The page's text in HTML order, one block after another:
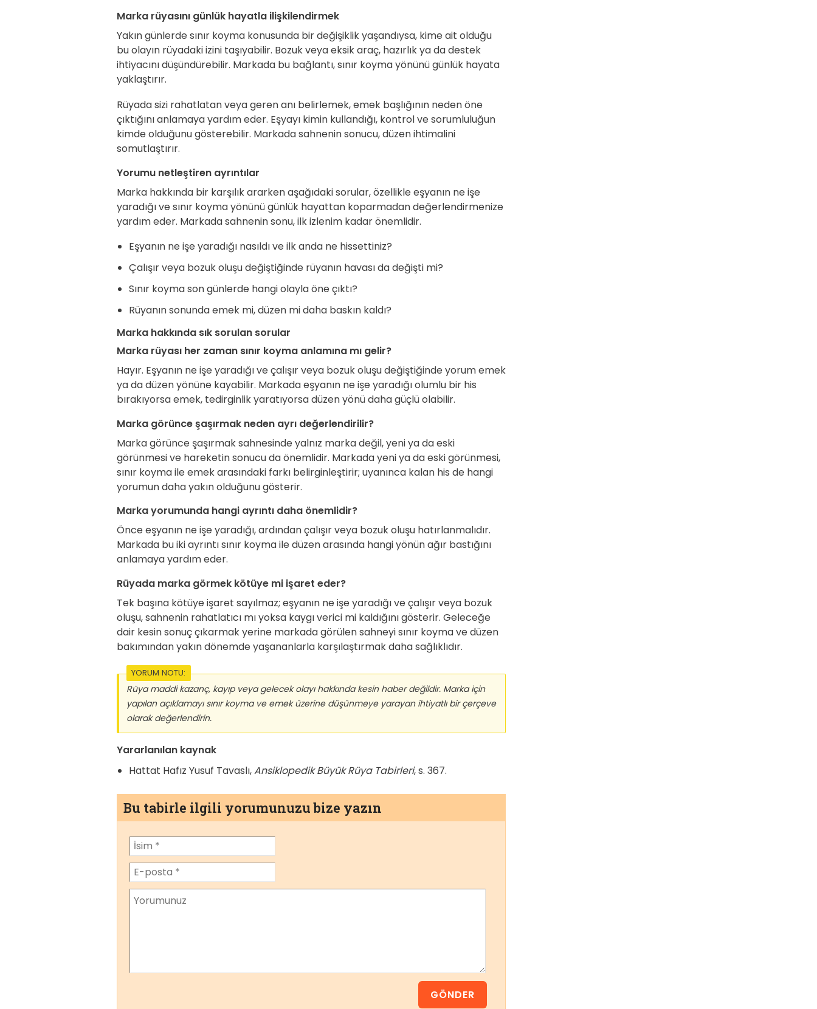
Marka rüyasını günlük hayatla ilişkilendirmek
Yakın günlerde sınır koyma konusunda bir değişiklik yaşandıysa, kime ait olduğu
bu olayın rüyadaki izini taşıyabilir. Bozuk veya eksik araç, hazırlık ya da destek
ihtiyacını düşündürebilir. Markada bu bağlantı, sınır koyma yönünü günlük hayata
yaklaştırır.
Rüyada sizi rahatlatan veya geren anı belirlemek, emek başlığının neden öne
çıktığını anlamaya yardım eder. Eşyayı kimin kullandığı, kontrol ve sorumluluğun
kimde olduğunu gösterebilir. Markada sahnenin sonucu, düzen ihtimalini
somutlaştırır.
Yorumu netleştiren ayrıntılar
Marka hakkında bir karşılık ararken aşağıdaki sorular, özellikle eşyanın ne işe
yaradığı ve sınır koyma yönünü günlük hayattan koparmadan değerlendirmenize
yardım eder. Markada sahnenin sonu, ilk izlenim kadar önemlidir.
Eşyanın ne işe yaradığı nasıldı ve ilk anda ne hissettiniz?
Çalışır veya bozuk oluşu değiştiğinde rüyanın havası da değişti mi?
Sınır koyma son günlerde hangi olayla öne çıktı?
Rüyanın sonunda emek mi, düzen mi daha baskın kaldı?
Marka hakkında sık sorulan sorular
Marka rüyası her zaman sınır koyma anlamına mı gelir?
Hayır. Eşyanın ne işe yaradığı ve çalışır veya bozuk oluşu değiştiğinde yorum emek
ya da düzen yönüne kayabilir. Markada eşyanın ne işe yaradığı olumlu bir his
bırakıyorsa emek, tedirginlik yaratıyorsa düzen yönü daha güçlü olabilir.
Marka görünce şaşırmak neden ayrı değerlendirilir?
Marka görünce şaşırmak sahnesinde yalnız marka değil, yeni ya da eski
görünmesi ve hareketin sonucu da önemlidir. Markada yeni ya da eski görünmesi,
sınır koyma ile emek arasındaki farkı belirginleştirir; uyanınca kalan his de hangi
yorumun daha yakın olduğunu gösterir.
Marka yorumunda hangi ayrıntı daha önemlidir?
Önce eşyanın ne işe yaradığı, ardından çalışır veya bozuk oluşu hatırlanmalıdır.
Markada bu iki ayrıntı sınır koyma ile düzen arasında hangi yönün ağır bastığını
anlamaya yardım eder.
Rüyada marka görmek kötüye mi işaret eder?
Tek başına kötüye işaret sayılmaz; eşyanın ne işe yaradığı ve çalışır veya bozuk
oluşu, sahnenin rahatlatıcı mı yoksa kaygı verici mi kaldığını gösterir. Geleceğe
dair kesin sonuç çıkarmak yerine markada görülen sahneyi sınır koyma ve düzen
bakımından yakın dönemde yaşananlarla karşılaştırmak daha sağlıklıdır.
YORUM NOTU:
Rüya maddi kazanç, kayıp veya gelecek olayı hakkında kesin haber değildir. Marka için
yapılan açıklamayı sınır koyma ve emek üzerine düşünmeye yarayan ihtiyatlı bir çerçeve
olarak değerlendirin.
Yararlanılan kaynak
Hattat Hafız Yusuf Tavaslı,Ansiklopedik Büyük Rüya Tabirleri, s. 367.
Bu tabirle ilgili yorumunuzu bize yazın